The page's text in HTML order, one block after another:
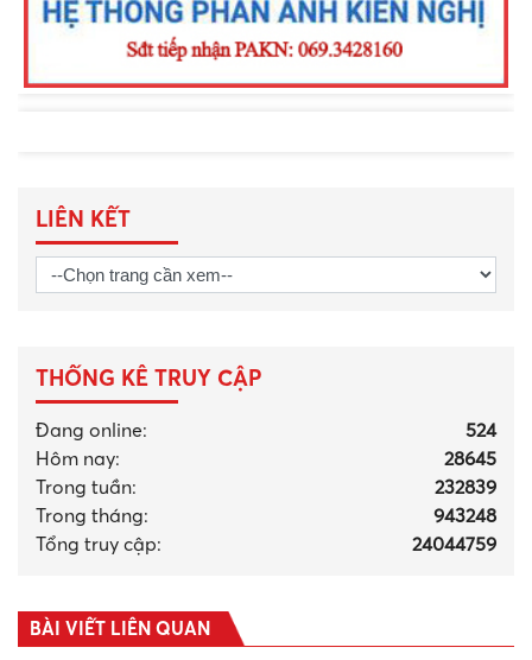
LIÊN KẾT
THỐNG KÊ TRUY CẬP
Đang online:
524
Hôm nay:
28645
Trong tuần:
232839
Trong tháng:
943248
Tổng truy cập:
24044759
BÀI VIẾT LIÊN QUAN